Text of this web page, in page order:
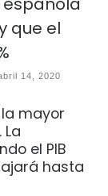
que el
14, 2020
mayor
el PIB
hasta